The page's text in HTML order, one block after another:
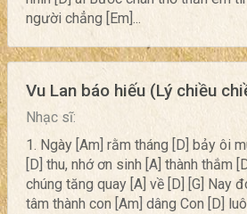
người chẳng [Em]...
Vu Lan báo hiếu (Lý chiều
Nhạc sĩ:
1. Ngày [Am] rằm tháng [D] bảy ôi
[D] thu, nhớ ơn sinh [A] thành thắm
chúng tăng quay [A] về [D] [G] Nay
tâm thành con [Am] dâng Con [D]